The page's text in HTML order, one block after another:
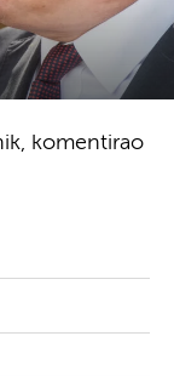
komentirao